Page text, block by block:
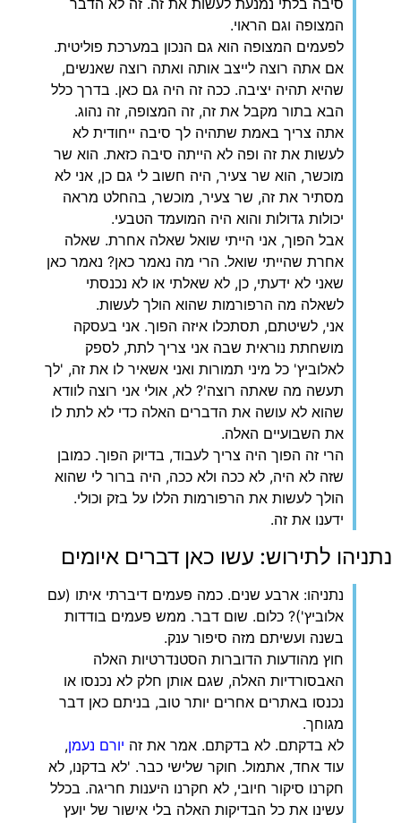
המצופה וגם הראוי.
לפעמים המצופה הוא גם הנכון במערכת פוליטית.
אם אתה רוצה לייצב אותה ואתה רוצה שאנשים,
שהיא תהיה יציבה. ככה זה היה גם כאן. בדרך כלל
הבא בתור מקבל את זה, זה המצופה, זה נהוג.
אתה צריך באמת שתהיה לך סיבה ייחודית לא
לעשות את זה ופה לא הייתה סיבה כזאת. הוא שר
מוכשר, הוא שר צעיר, היה חשוב לי גם כן, אני לא
מסתיר את זה, שר צעיר, מוכשר, בהחלט מראה
יכולות גדולות והוא היה המועמד הטבעי.
אבל הפוך, אני הייתי שואל שאלה אחרת. שאלה
אחרת שהייתי שואל. הרי מה נאמר כאן? נאמר כאן
שאני לא ידעתי, כן, לא שאלתי או לא נכנסתי
לשאלה מה הרפורמות שהוא הולך לעשות.
אני, לשיטתם, תסתכלו איזה הפוך. אני בעסקה
מושחתת נוראית שבה אני צריך לתת, לספק
לאלוביץ' כל מיני תמורות ואני אשאיר לו את זה, 'לך
תעשה מה שאתה רוצה'? לא, אולי אני רוצה לוודא
שהוא לא עושה את הדברים האלה כדי לא לתת לו
את השבועיים האלה.
הרי זה הפוך היה צריך לעבוד, בדיוק הפוך. כמובן
שזה לא היה, לא ככה ולא ככה, היה ברור לי שהוא
הולך לעשות את הרפורמות הללו על בזק וכולי.
ידענו את זה.
נתניהו לתירוש: עשו כאן דברים איומים
נתניהו: ארבע שנים. כמה פעמים דיברתי איתו (עם
אלוביץ')? כלום. שום דבר. ממש פעמים בודדות
בשנה ועשיתם מזה סיפור ענק.
חוץ מהודעות הדוברות הסטנדרטיות האלה
האבסורדיות האלה, שגם אותן חלק לא נכנסו או
נכנסו באתרים אחרים יותר טוב, בניתם כאן דבר
מגוחך.
לא בדקתם. לא בדקתם. אמר את זה יורם נעמן,
עוד אחד, אתמול. חוקר שלישי כבר. 'לא בדקנו, לא
חקרנו סיקור חיובי, לא חקרנו היענות חריגה. בכלל
עשינו את כל הבדיקות האלה בלי אישור של יועץ